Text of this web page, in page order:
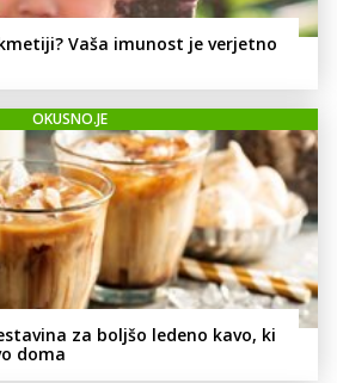
Vaša imunost je verjetno
OKUSNO.JE
za boljšo ledeno kavo, ki
doma